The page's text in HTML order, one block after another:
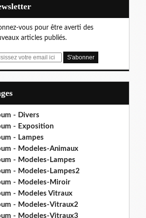
vous pour être averti des
articles publiés.
- Divers
- Exposition
- Lampes
- Modeles-Animaux
- Modeles-Lampes
- Modeles-Lampes2
- Modeles-Miroir
- Modeles Vitraux
- Modeles-Vitraux2
- Modeles-Vitraux3